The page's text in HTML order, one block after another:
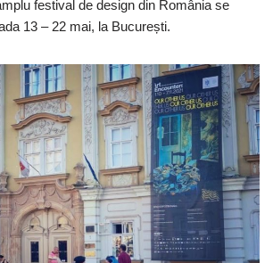
festival de design din România se
13 – 22 mai, la București.